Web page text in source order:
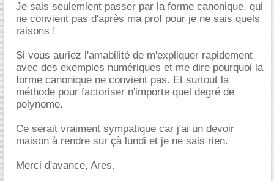
Je sais seulemlent passer par la forme canonique, qui
ne convient pas d'après ma prof pour je ne sais quels
raisons !
Si vous auriez l'amabilité de m'expliquer rapidement
avec des exemples numériques et me dire pourquoi la
forme canonique ne convient pas. Et surtout la
méthode pour factoriser n'importe quel degré de
polynome.
Ce serait vraiment sympatique car j'ai un devoir
maison à rendre sur çà lundi et je ne sais rien.
Merci d'avance, Ares.